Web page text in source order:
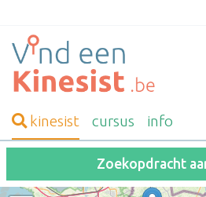
kinesist cursus info
Zoekopdracht